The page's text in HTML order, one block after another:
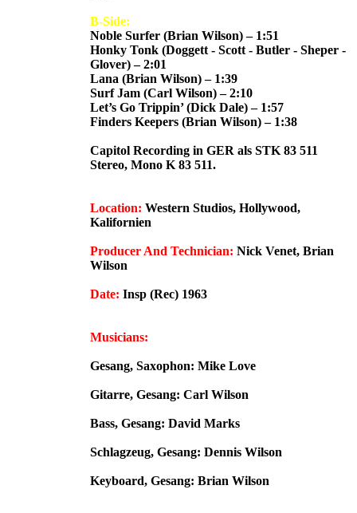
B-Side:
Noble Surfer (Brian Wilson) – 1:51
Honky Tonk (Doggett - Scott - Butler - Sheper -
Glover) – 2:01
Lana (Brian Wilson) – 1:39
Surf Jam (Carl Wilson) – 2:10
Let’s Go Trippin’ (Dick Dale) – 1:57
Finders Keepers (Brian Wilson) – 1:38
Capitol Recording in GER als STK 83 511
Stereo, Mono K 83 511.
Location: Western Studios, Hollywood,
Kalifornien
Producer And Technician: Nick Venet, Brian
Wilson
Date: Insp (Rec) 1963
Musicians:
Gesang, Saxophon: Mike Love
Gitarre, Gesang: Carl Wilson
Bass, Gesang: David Marks
Schlagzeug, Gesang: Dennis Wilson
Keyboard, Gesang: Brian Wilson